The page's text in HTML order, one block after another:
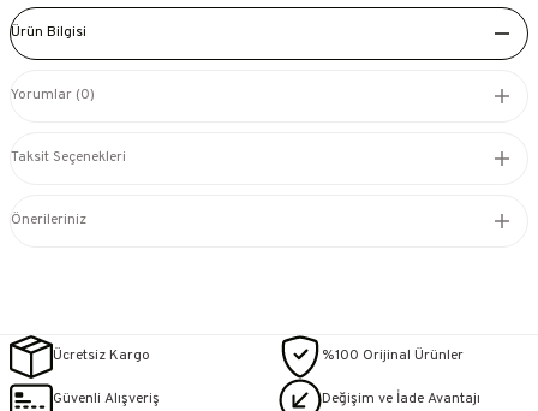
Ürün Bilgisi
Yorumlar (0)
Taksit Seçenekleri
Önerileriniz
Ücretsiz Kargo %100 Orijinal Ürünler
Güvenli Alışveriş Değişim ve İade Avantajı